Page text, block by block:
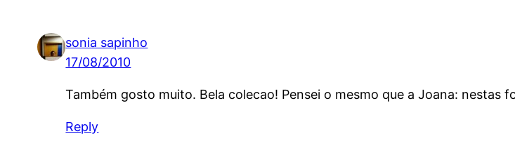
sonia sapinho
17/08/2010
Também gosto muito. Bela colecao! Pensei o mesmo que a Joana: nestas
Reply